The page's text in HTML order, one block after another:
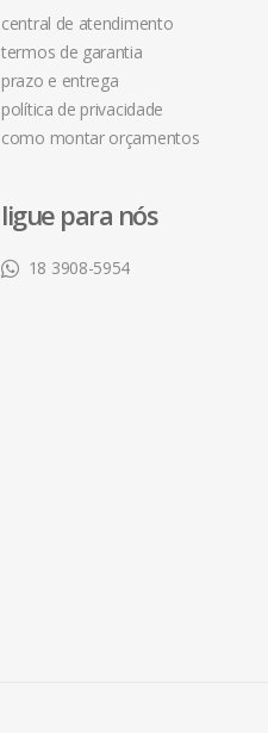
central de atendimento
termos de garantia
prazo e entrega
política de privacidade
como montar orçamentos
ligue para nós
18 3908-5954